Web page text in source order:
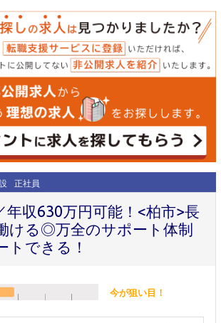
正社員
年収630万円可能！<柏市>長
ける◎万全のサポート体制
トできる！
今が狙い目！